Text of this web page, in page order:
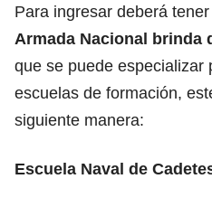
Para ingresar deberá
Armada Nacional brinda
que se puede especializar
escuelas de formación,
siguiente manera:
Escuela Naval de